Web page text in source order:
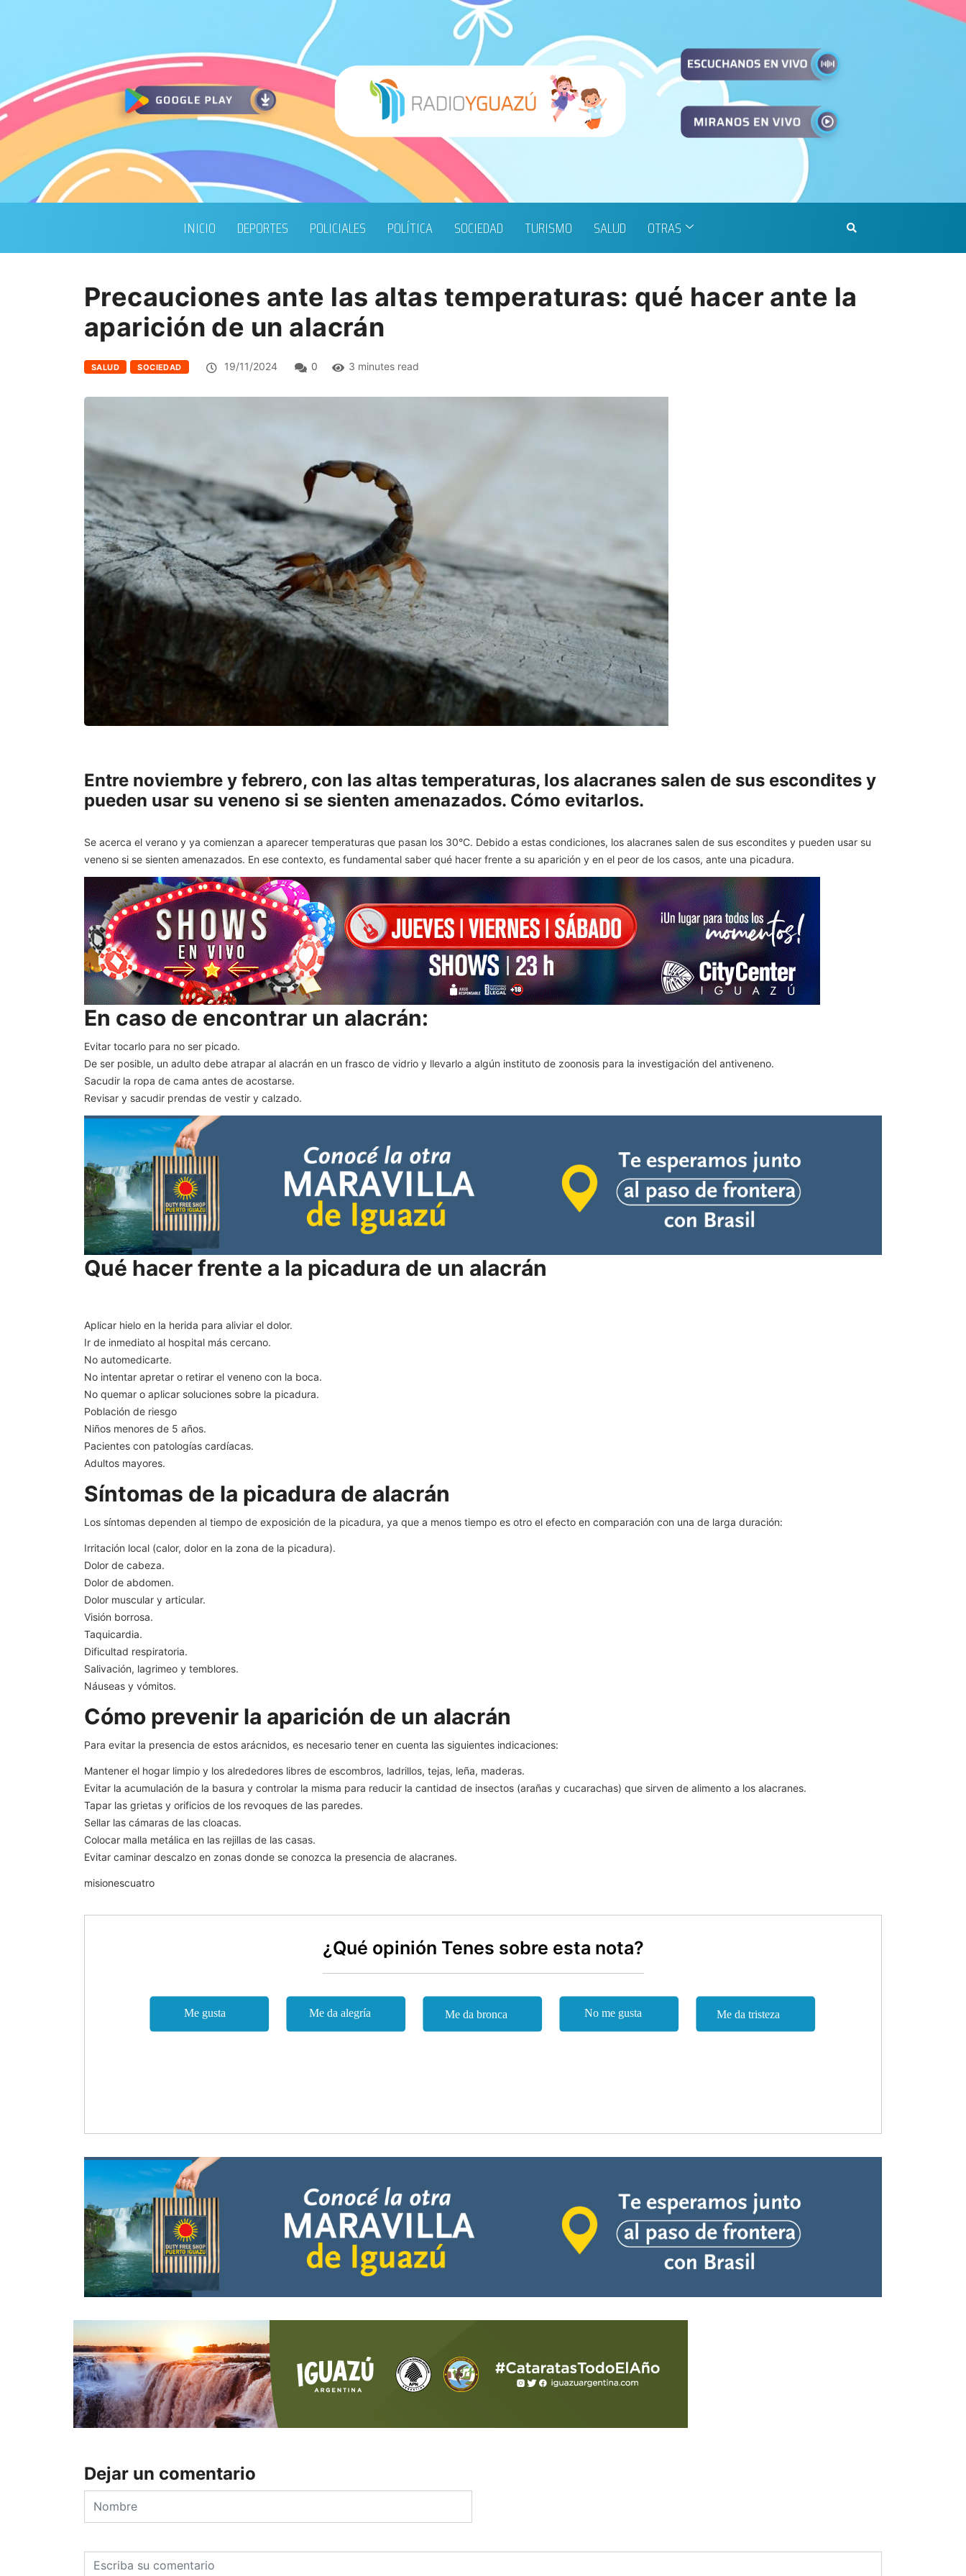
INICIO DEPORTES POLICIALES POLÍTICA SOCIEDAD TURISMO SALUD OTRAS
Precauciones ante las altas temperaturas: qué hacer ante la
aparición de un alacrán
SALUD SOCIEDAD 19/11/2024 0 3 minutes read
Entre noviembre y febrero, con las altas temperaturas, los alacranes salen de sus escondites y
pueden usar su veneno si se sienten amenazados. Cómo evitarlos.
Se acerca el verano y ya comienzan a aparecer temperaturas que pasan los 30°C. Debido a estas condiciones, los alacranes salen de sus escondites y pueden usar su
veneno si se sienten amenazados. En ese contexto, es fundamental saber qué hacer frente a su aparición y en el peor de los casos, ante una picadura.
En caso de encontrar un alacrán:
Evitar tocarlo para no ser picado.
De ser posible, un adulto debe atrapar al alacrán en un frasco de vidrio y llevarlo a algún instituto de zoonosis para la investigación del antiveneno.
Sacudir la ropa de cama antes de acostarse.
Revisar y sacudir prendas de vestir y calzado.
Qué hacer frente a la picadura de un alacrán
Aplicar hielo en la herida para aliviar el dolor.
Ir de inmediato al hospital más cercano.
No automedicarte.
No intentar apretar o retirar el veneno con la boca.
No quemar o aplicar soluciones sobre la picadura.
Población de riesgo
Niños menores de 5 años.
Pacientes con patologías cardíacas.
Adultos mayores.
Síntomas de la picadura de alacrán
Los síntomas dependen al tiempo de exposición de la picadura, ya que a menos tiempo es otro el efecto en comparación con una de larga duración:
Irritación local (calor, dolor en la zona de la picadura).
Dolor de cabeza.
Dolor de abdomen.
Dolor muscular y articular.
Visión borrosa.
Taquicardia.
Dificultad respiratoria.
Salivación, lagrimeo y temblores.
Náuseas y vómitos.
Cómo prevenir la aparición de un alacrán
Para evitar la presencia de estos arácnidos, es necesario tener en cuenta las siguientes indicaciones:
Mantener el hogar limpio y los alrededores libres de escombros, ladrillos, tejas, leña, maderas.
Evitar la acumulación de la basura y controlar la misma para reducir la cantidad de insectos (arañas y cucarachas) que sirven de alimento a los alacranes.
Tapar las grietas y orificios de los revoques de las paredes.
Sellar las cámaras de las cloacas.
Colocar malla metálica en las rejillas de las casas.
Evitar caminar descalzo en zonas donde se conozca la presencia de alacranes.
misionescuatro
¿Qué opinión Tenes sobre esta nota?
Dejar un comentario